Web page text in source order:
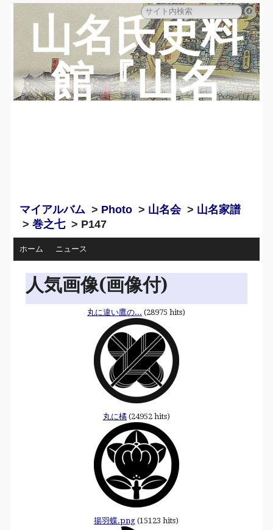
山名氏史料
館『山名
マイアルバム > Photo > 山名会> 山名家譜
>巻之七> P147
ホーム ニュース
人気画像(画像付)
丸に違い鷹の... (28975 hits)
丸に橘(24952 hits)
揚羽蝶.png (15123 hits)